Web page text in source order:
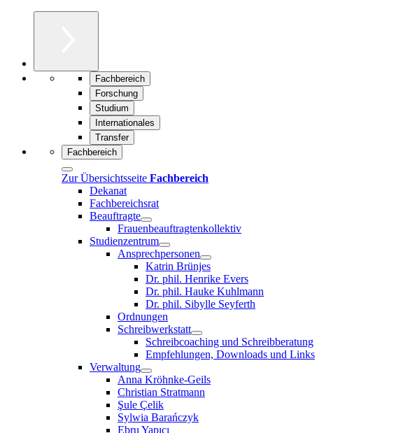
Fachbereich
Forschung
Studium
Internationales
Transfer
Fachbereich
Zur Übersichtsseite Fachbereich
Dekanat
Fachbereichsrat
Beauftragte
Frauenbeauftragtenkollektiv
Studienzentrum
Ansprechpersonen
Katrin Brünjes
Dr. phil. Henrike Evers
Dr. phil. Hauke Kuhlmann
Dr. phil. Sibylle Seyferth
Ordnungen
Schreibwerkstatt
Schreibcoaching und Schreibberatung
Empfehlungen, Downloads und Links
Verwaltung
Anna Kröhnke-Geils
Christian Stratmann
Şule Çelik
Sylwia Barańczyk
Ebru Yapıcı